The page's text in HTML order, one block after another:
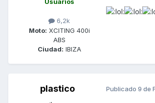
Usuarios
6,2k
Moto: XCITING 400i
ABS
Ciudad: IBIZA
plastico Publicado 9 de